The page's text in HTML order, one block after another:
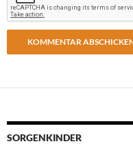
SORGENKINDER